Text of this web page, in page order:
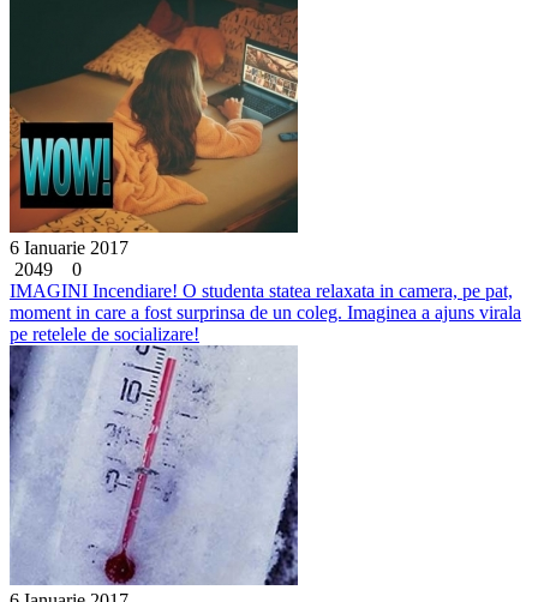
6 Ianuarie 2017
2049
0
IMAGINI Incendiare! O studenta statea relaxata in camera, pe pat,
moment in care a fost surprinsa de un coleg. Imaginea a ajuns virala
pe retelele de socializare!